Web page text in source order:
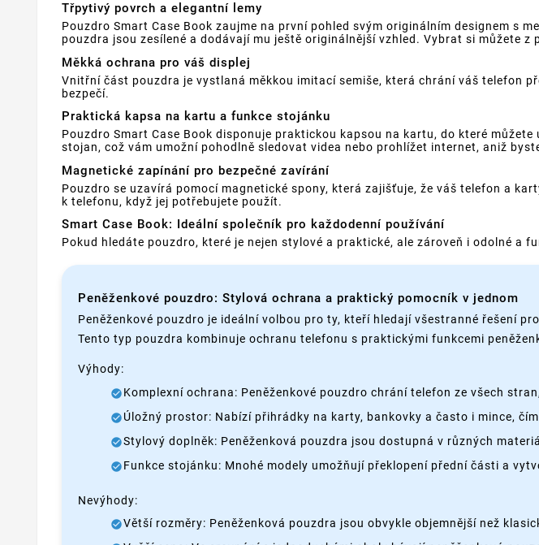
Třpytivý povrch a elegantní lemy
Pouzdro Smart Case Book zaujme na první pohled svým originálním designem s
pouzdra jsou zesílené a dodávají mu ještě originálnější vzhled. Vybrat si můžete
Měkká ochrana pro váš displej
Vnitřní část pouzdra je vystlaná měkkou imitací semiše, která chrání váš telefon
bezpečí.
Praktická kapsa na kartu a funkce stojánku
Pouzdro Smart Case Book disponuje praktickou kapsou na kartu, do které
stojan, což vám umožní pohodlně sledovat videa nebo prohlížet internet, aniž
Magnetické zapínání pro bezpečné zavírání
Pouzdro se uzavírá pomocí magnetické spony, která zajišťuje, že váš telefon a
k telefonu, když jej potřebujete použít.
Smart Case Book: Ideální společník pro každodenní používání
Pokud hledáte pouzdro, které je nejen stylové a praktické, ale zároveň i odolné a
Peněženkové pouzdro: Stylová ochrana a praktický pomocník v jednom
Peněženkové pouzdro je ideální volbou pro ty, kteří hledají všestranné řešení
Tento typ pouzdra kombinuje ochranu telefonu s praktickými funkcemi
Výhody:
Komplexní ochrana: Peněženkové pouzdro chrání telefon ze všech
Úložný prostor: Nabízí přihrádky na karty, bankovky a často i mince,
Stylový doplněk: Peněženková pouzdra jsou dostupná v různých
Funkce stojánku: Mnohé modely umožňují překlopení přední části a
Nevýhody:
Větší rozměry: Peněženková pouzdra jsou obvykle objemnější než